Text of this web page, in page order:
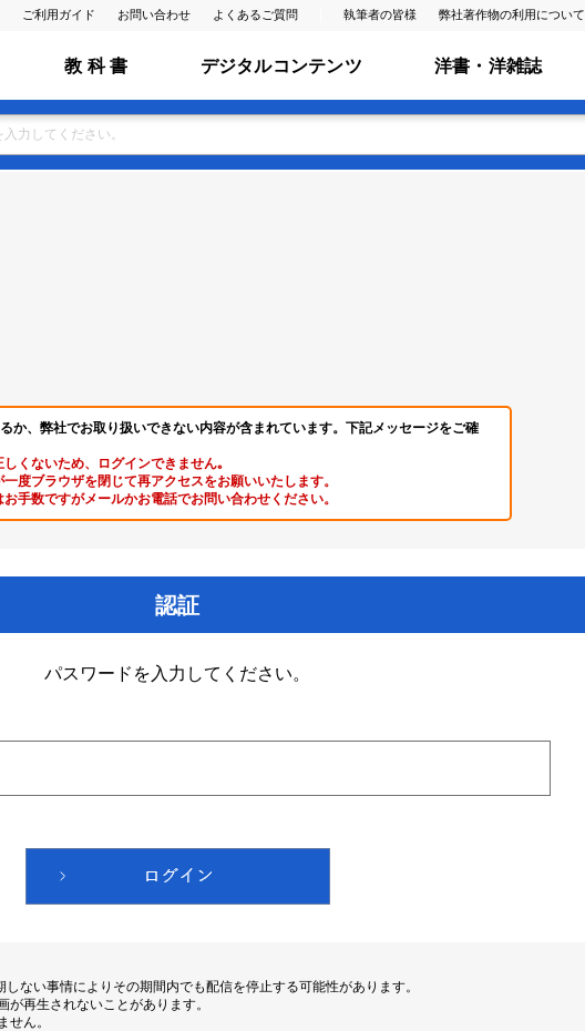
ご利用ガイド お問い合わせ よくあるご質問 執筆者の皆様 弊社著作物の利用について
教 科 書 デジタルコンテンツ 洋書・洋雑誌
か、弊社でお取り扱いできない内容が含まれています。下記メッセージをご確
くないため、ログインできません｡
度ブラウザを閉じて再アクセスをお願いいたします。
手数ですがメールかお電話でお問い合わせください。
認証
パスワードを入力してください。
ない事情によりその期間内でも配信を停止する可能性があります。
再生されないことがあります。
せん。